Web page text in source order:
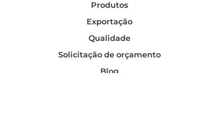
Produtos
Exportação
Qualidade
Solicitação de orçamento
Blog